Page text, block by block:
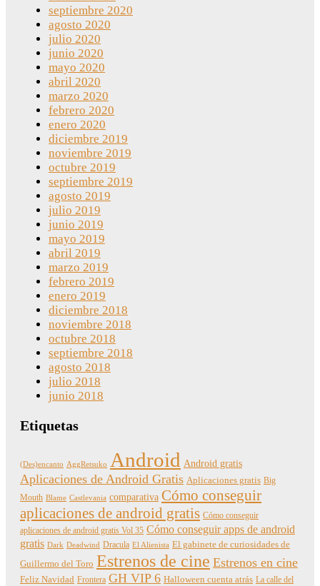
septiembre 2020
agosto 2020
julio 2020
junio 2020
mayo 2020
abril 2020
marzo 2020
febrero 2020
enero 2020
diciembre 2019
noviembre 2019
octubre 2019
septiembre 2019
agosto 2019
julio 2019
junio 2019
mayo 2019
abril 2019
marzo 2019
febrero 2019
enero 2019
diciembre 2018
noviembre 2018
octubre 2018
septiembre 2018
agosto 2018
julio 2018
junio 2018
Etiquetas
(Des)encanto AggRetsuko Android Android gratis
Aplicaciones de Android Gratis Aplicaciones gratis Big
Mouth Blame Castlevania comparativa Cómo conseguir
aplicaciones de android gratis Cómo conseguir
aplicaciones de android gratis Vol 35 Cómo conseguir apps de android
gratis Dark Deadwind Dracula El Alienista El gabinete de curiosidades de
Guillermo del Toro Estrenos de cine Estrenos en cine
Feliz Navidad Frontera GH VIP 6 Halloween cuenta atrás La calle del